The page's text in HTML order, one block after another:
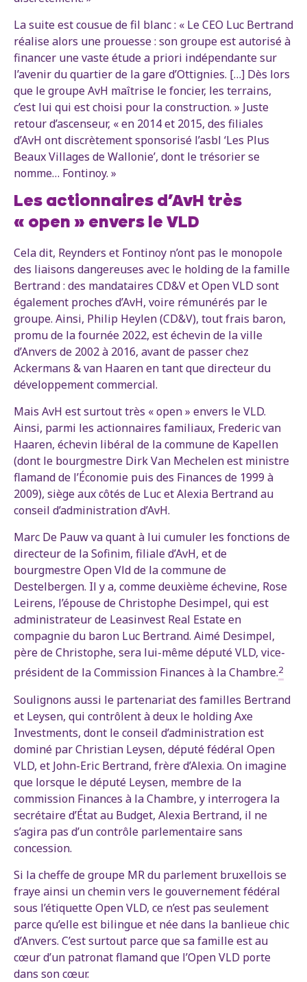
La suite est cousue de fil blanc : « Le CEO Luc Bertrand
réalise alors une prouesse : son groupe est autorisé à
financer une vaste étude a priori indépendante sur
l’avenir du quartier de la gare d’Ottignies. […] Dès lors
que le groupe AvH maîtrise le foncier, les terrains,
c’est lui qui est choisi pour la construction. » Juste
retour d’ascenseur, « en 2014 et 2015, des filiales
d’AvH ont discrètement sponsorisé l’asbl ‘Les Plus
Beaux Villages de Wallonie’, dont le trésorier se
nomme… Fontinoy. »
Les actionnaires d’AvH très
« open » envers le VLD
Cela dit, Reynders et Fontinoy n’ont pas le monopole
des liaisons dangereuses avec le holding de la famille
Bertrand : des mandataires CD&V et Open VLD sont
également proches d’AvH, voire rémunérés par le
groupe. Ainsi, Philip Heylen (CD&V), tout frais baron,
promu de la fournée 2022, est échevin de la ville
d’Anvers de 2002 à 2016, avant de passer chez
Ackermans & van Haaren en tant que directeur du
développement commercial.
Mais AvH est surtout très « open » envers le VLD.
Ainsi, parmi les actionnaires familiaux, Frederic van
Haaren, échevin libéral de la commune de Kapellen
(dont le bourgmestre Dirk Van Mechelen est ministre
flamand de l’Économie puis des Finances de 1999 à
2009), siège aux côtés de Luc et Alexia Bertrand au
conseil d’administration d’AvH.
Marc De Pauw va quant à lui cumuler les fonctions de
directeur de la Sofinim, filiale d’AvH, et de
bourgmestre Open Vld de la commune de
Destelbergen. Il y a, comme deuxième échevine, Rose
Leirens, l’épouse de Christophe Desimpel, qui est
administrateur de Leasinvest Real Estate en
compagnie du baron Luc Bertrand. Aimé Desimpel,
père de Christophe, sera lui-même député VLD, vice-
président de la Commission Finances à la Chambre.2
Soulignons aussi le partenariat des familles Bertrand
et Leysen, qui contrôlent à deux le holding Axe
Investments, dont le conseil d’administration est
dominé par Christian Leysen, député fédéral Open
VLD, et John-Eric Bertrand, frère d’Alexia. On imagine
que lorsque le député Leysen, membre de la
commission Finances à la Chambre, y interrogera la
secrétaire d’État au Budget, Alexia Bertrand, il ne
s’agira pas d’un contrôle parlementaire sans
concession.
Si la cheffe de groupe MR du parlement bruxellois se
fraye ainsi un chemin vers le gouvernement fédéral
sous l’étiquette Open VLD, ce n’est pas seulement
parce qu’elle est bilingue et née dans la banlieue chic
d’Anvers. C’est surtout parce que sa famille est au
cœur d’un patronat flamand que l’Open VLD porte
dans son cœur.